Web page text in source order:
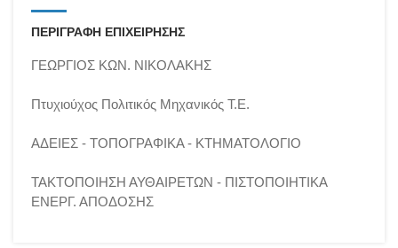
ΠΕΡΙΓΡΑΦΗ ΕΠΙΧΕΙΡΗΣΗΣ
ΓΕΩΡΓΙΟΣ ΚΩΝ. ΝΙΚΟΛΑΚΗΣ
Πτυχιούχος Πολιτικός Μηχανικός Τ.Ε.
ΑΔΕΙΕΣ - ΤΟΠΟΓΡΑΦΙΚΑ - ΚΤΗΜΑΤΟΛΟΓΙΟ
ΤΑΚΤΟΠΟΙΗΣΗ ΑΥΘΑΙΡΕΤΩΝ - ΠΙΣΤΟΠΟΙΗΤΙΚΑ
ΕΝΕΡΓ. ΑΠΟΔΟΣΗΣ